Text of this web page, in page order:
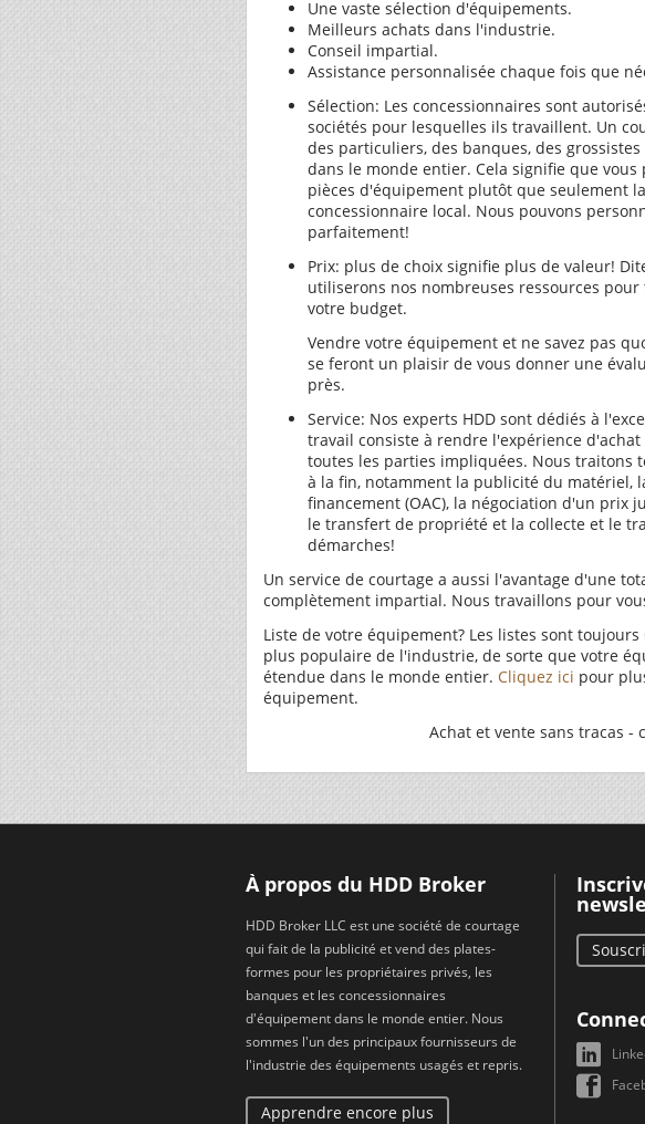
Une vaste sélection d'équipements.
Meilleurs achats dans l'industrie.
Conseil impartial.
Assistance personnalisée chaque fois que
Sélection: Les concessionnaires sont
sociétés pour lesquelles ils travaillent. Un
des particuliers, des banques, des
dans le monde entier. Cela signifie que
pièces d'équipement plutôt que seulement
concessionnaire local. Nous pouvons
parfaitement!
Prix: plus de choix signifie plus de valeur!
utiliserons nos nombreuses ressources
votre budget.
Vendre votre équipement et ne savez pas
se feront un plaisir de vous donner une
près.
Service: Nos experts HDD sont dédiés à
travail consiste à rendre l'expérience
toutes les parties impliquées. Nous traitons
à la fin, notamment la publicité du matériel,
financement (OAC), la négociation d'un prix
le transfert de propriété et la collecte et le
démarches!
Un service de courtage a aussi l'avantage d'une
complètement impartial. Nous travaillons pour
Liste de votre équipement? Les listes sont toujours
plus populaire de l'industrie, de sorte que votre
étendue dans le monde entier. Cliquez ici pour
équipement.
Achat et vente sans tracas -
À propos du HDD Broker
HDD Broker LLC est une société de courtage
qui fait de la publicité et vend des plates-
formes pour les propriétaires privés, les
banques et les concessionnaires
d'équipement dans le monde entier. Nous
sommes l'un des principaux fournisseurs de
l'industrie des équipements usagés et repris.
Apprendre encore plus